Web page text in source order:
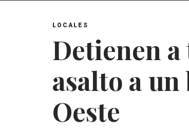
LOCALES
Detienen
asalto a
Oeste